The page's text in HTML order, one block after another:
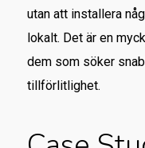
utan att installera
lokalt. Det är en
dem som söker
tillförlitlighet.